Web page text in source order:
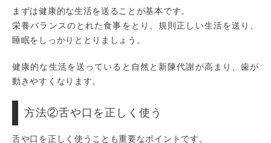
まずは健康的な生活を送ることが基本です。
栄養バランスのとれた食事をとり、規則正しい生活を送り、
睡眠をしっかりととりましょう。
健康的な生活を送っていると自然と新陳代謝が高まり、歯が
動きやすくなります。
方法②舌や口を正しく使う
舌や口を正しく使うことも重要なポイントです。